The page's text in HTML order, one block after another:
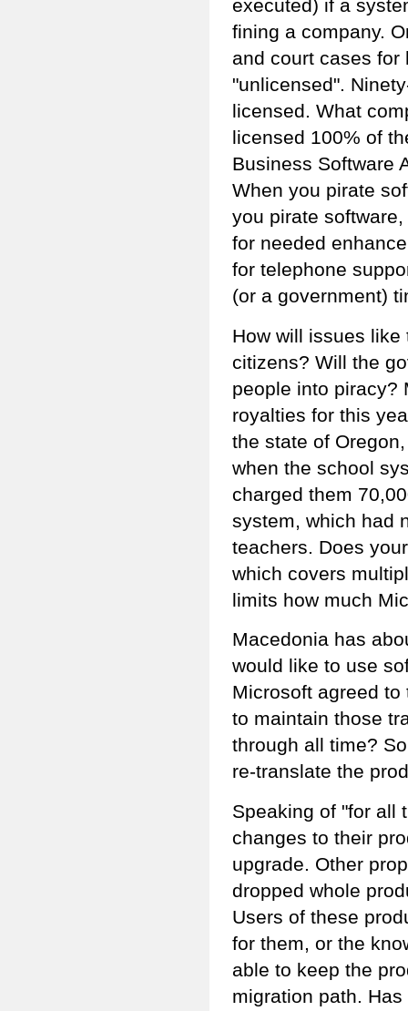
executed) if a
fining a company.
and court cases for
"unlicensed".
licensed. What
licensed 100% of
Business Software
When you pirate
you pirate
for needed
for telephone
(or a government)
How will issues
citizens? Will the
people into piracy?
royalties for this
the state of
when the school
charged them
system, which had
teachers. Does
which covers
limits how much
Macedonia has
would like to use
Microsoft agreed
to maintain those
through all time?
re-translate the
Speaking of "for all
changes to their
upgrade. Other
dropped whole
Users of these
for them, or the
able to keep the
migration path.